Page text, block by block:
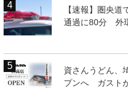
【速報】圏央道
通過に80分 外
資さんうどん、
プンへ ガスト